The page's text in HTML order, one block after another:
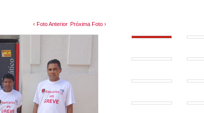
‹ Foto Anterior Próxima Foto ›